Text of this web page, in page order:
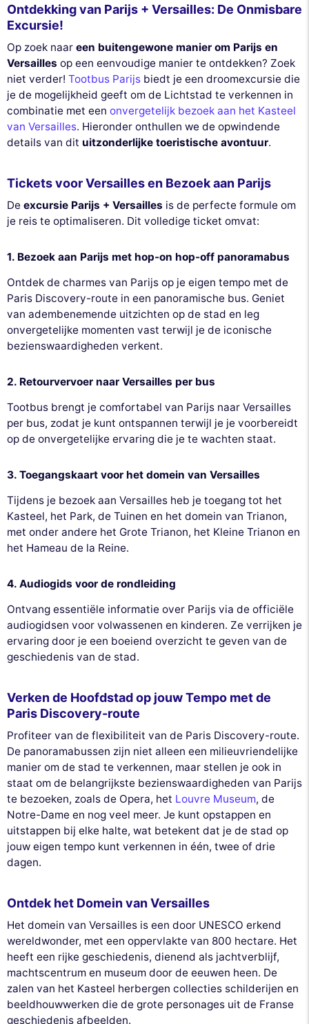
Ontdekking van Parijs + Versailles: De Onmisbare
Excursie!
Op zoek naar een buitengewone manier om Parijs en
Versailles op een eenvoudige manier te ontdekken? Zoek
niet verder! Tootbus Parijs biedt je een droomexcursie die
je de mogelijkheid geeft om de Lichtstad te verkennen in
combinatie met een onvergetelijk bezoek aan het Kasteel
van Versailles. Hieronder onthullen we de opwindende
details van dit uitzonderlijke toeristische avontuur.
Tickets voor Versailles en Bezoek aan Parijs
De excursie Parijs + Versailles is de perfecte formule om
je reis te optimaliseren. Dit volledige ticket omvat:
1. Bezoek aan Parijs met hop-on hop-off panoramabus
Ontdek de charmes van Parijs op je eigen tempo met de
Paris Discovery-route in een panoramische bus. Geniet
van adembenemende uitzichten op de stad en leg
onvergetelijke momenten vast terwijl je de iconische
bezienswaardigheden verkent.
2. Retourvervoer naar Versailles per bus
Tootbus brengt je comfortabel van Parijs naar Versailles
per bus, zodat je kunt ontspannen terwijl je je voorbereidt
op de onvergetelijke ervaring die je te wachten staat.
3. Toegangskaart voor het domein van Versailles
Tijdens je bezoek aan Versailles heb je toegang tot het
Kasteel, het Park, de Tuinen en het domein van Trianon,
met onder andere het Grote Trianon, het Kleine Trianon en
het Hameau de la Reine.
4. Audiogids voor de rondleiding
Ontvang essentiële informatie over Parijs via de officiële
audiogidsen voor volwassenen en kinderen. Ze verrijken je
ervaring door je een boeiend overzicht te geven van de
geschiedenis van de stad.
Verken de Hoofdstad op jouw Tempo met de
Paris Discovery-route
Profiteer van de flexibiliteit van de Paris Discovery-route.
De panoramabussen zijn niet alleen een milieuvriendelijke
manier om de stad te verkennen, maar stellen je ook in
staat om de belangrijkste bezienswaardigheden van Parijs
te bezoeken, zoals de Opera, het Louvre Museum, de
Notre-Dame en nog veel meer. Je kunt opstappen en
uitstappen bij elke halte, wat betekent dat je de stad op
jouw eigen tempo kunt verkennen in één, twee of drie
dagen.
Ontdek het Domein van Versailles
Het domein van Versailles is een door UNESCO erkend
wereldwonder, met een oppervlakte van 800 hectare. Het
heeft een rijke geschiedenis, dienend als jachtverblijf,
machtscentrum en museum door de eeuwen heen. De
zalen van het Kasteel herbergen collecties schilderijen en
beeldhouwwerken die de grote personages uit de Franse
geschiedenis afbeelden.